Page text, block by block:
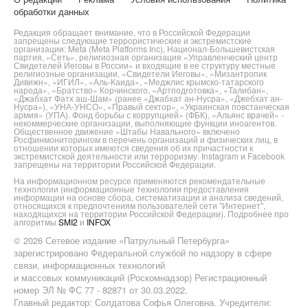
обработки данных
Редакция обращает внимание, что в Российской Федерации
запрещены следующие террористические и экстремистские
организации: Meta (Meta Platforms Inc), Национал-Большевистская
партия, «Сеть», религиозная организация «Управленческий центр
Свидетелей Иеговы в России» и входящие в ее структуру местные
религиозные организации, «Свидетели Иеговы», «Мизантропик
Дивижн», «ИГИЛ», «Аль-Каида», «Меджлис крымско-татарского
народа», «Братство» Корчинского, «Артподготовка», «Талибан»,
«Джабхат Фатх аш-Шам» (ранее «Джабхат ан-Нусра», «Джебхат ан-
Нусра»), «УНА-УНСО», «Правый сектор», «Украинская повстанческая
армия» (УПА). Фонд борьбы с коррупцией» (ФБК), «Альянс врачей» -
некоммерческие организации, выполняющие функции иноагентов.
Общественное движение «Штабы Навального» включено
Росфинмониторингом в перечень организаций и физических лиц, в
отношении которых имеются сведения об их причастности к
экстремистской деятельности или терроризму. Instagram и Facebook
запрещены на территории Российской Федерации.
На информационном ресурсе применяются рекомендательные
технологии (информационные технологии предоставления
информации на основе сбора, систематизации и анализа сведений,
относящихся к предпочтениям пользователей сети "Интернет",
находящихся на территории Российской Федерации). Подробнее про
алгоритмы SMI2 и INFOX
© 2026 Сетевое издание «Патрульный Петербурга»
зарегистрировано Федеральной службой по надзору в сфере
связи, информационных технологий
и массовых коммуникаций (Роскомнадзор) Регистрационный
номер ЭЛ № ФС 77 - 82871 от 30.03.2022.
Главный редактор: Солдатова Софья Олеговна. Учредители: